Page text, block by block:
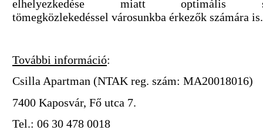
elhelyezkedése miatt optimális
tömegközlekedéssel városunkba érkezők számára is.
További információ:
Csilla Apartman (NTAK reg. szám: MA20018016)
7400 Kaposvár, Fő utca 7.
Tel.: 06 30 478 0018